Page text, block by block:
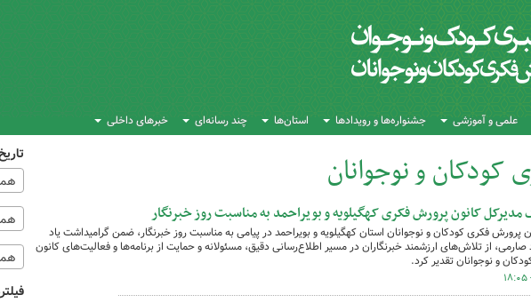
علمی و آموزشی جشنواره‌ها و رویدادها استان‌ها چند رسانه‌ای خبرهای داخلی
کودکان و نوجوانان
مدیرکل کانون پرورش فکری کهگیلویه و بویراحمد به مناسبت روز خبرنگار
پرورش فکری کودکان و نوجوانان استان کهگیلویه و بویراحمد در پیامی به مناسبت روز خبرنگار، ضمن گرامیداشت یاد
از تلاش‌های ارزشمند خبرنگاران در مسیر اطلاع‌رسانی دقیق، مسئولانه و حمایت از برنامه‌ها و فعالیت‌های کانون
و نوجوانان تقدیر کرد.